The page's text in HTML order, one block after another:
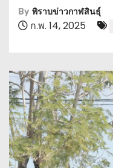
By พิราบข่าวกาฬสินธุ์
ก.พ. 14, 2025